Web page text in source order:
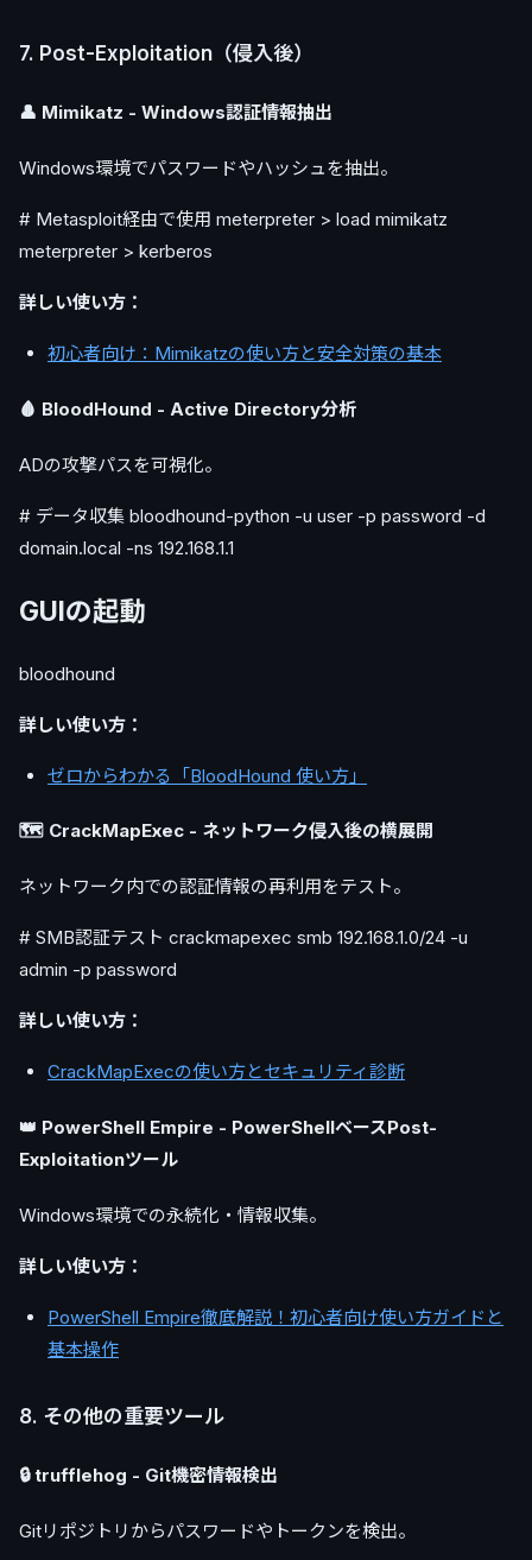
7. Post-Exploitation（侵入後）
👤 Mimikatz - Windows認証情報抽出
Windows環境でパスワードやハッシュを抽出。
# Metasploit経由で使用 meterpreter > load mimikatz
meterpreter > kerberos
詳しい使い方：
初心者向け：Mimikatzの使い方と安全対策の基本
🩸 BloodHound - Active Directory分析
ADの攻撃パスを可視化。
# データ収集 bloodhound-python -u user -p password -d
domain.local -ns 192.168.1.1
GUIの起動
bloodhound
詳しい使い方：
ゼロからわかる「BloodHound 使い方」
🗺️ CrackMapExec - ネットワーク侵入後の横展開
ネットワーク内での認証情報の再利用をテスト。
# SMB認証テスト crackmapexec smb 192.168.1.0/24 -u
admin -p password
詳しい使い方：
CrackMapExecの使い方とセキュリティ診断
👑 PowerShell Empire - PowerShellベースPost-
Exploitationツール
Windows環境での永続化・情報収集。
詳しい使い方：
PowerShell Empire徹底解説！初心者向け使い方ガイドと
基本操作
8. その他の重要ツール
🔒 trufflehog - Git機密情報検出
Gitリポジトリからパスワードやトークンを検出。